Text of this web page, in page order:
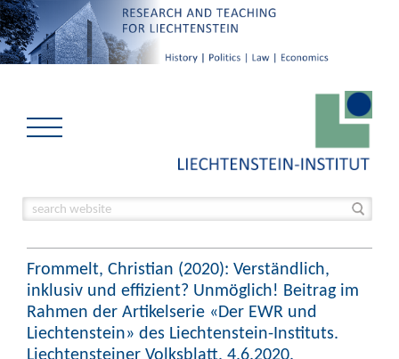
Frommelt, Christian (2020): Verständlich,
inklusiv und effizient? Unmöglich! Beitrag im
Rahmen der Artikelserie «Der EWR und
Liechtenstein» des Liechtenstein-Instituts.
Liechtensteiner Volksblatt, 4.6.2020.